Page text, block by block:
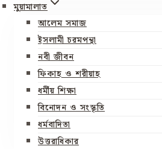
মুয়ামালাত
আলেম সমাজ
ইসলামী চরমপন্থা
নবী জীবন
ফিকাহ ও শরীয়াহ
ধর্মীয় শিক্ষা
বিনোদন ও সংস্কৃতি
ধর্মবাদিতা
উত্তরাধিকার